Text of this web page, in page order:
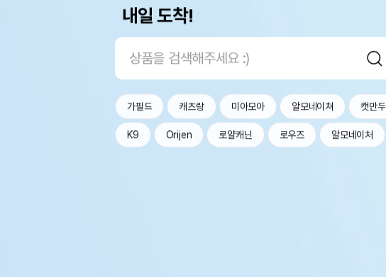
내일 도착!
가필드 캐츠랑 미아모아 알모네이쳐 캣만두
K9 Orijen 로얄캐닌 로우즈 알모네이처